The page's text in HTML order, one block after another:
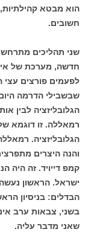
הוא מבטא
חשובים.
שני תהליכים
חדשה, מערכת של
לפעמים פורצים עצי
שבשבילי הדרמה
הגלובליזציה לבין
רמאללה. זו דוגמא
הגלובליזציה.
והנה היצרים
קמפ דייויד. זה היה
הבדלים: בניסיון
בשני, צבאות ערב
שאני מדבר עליה.